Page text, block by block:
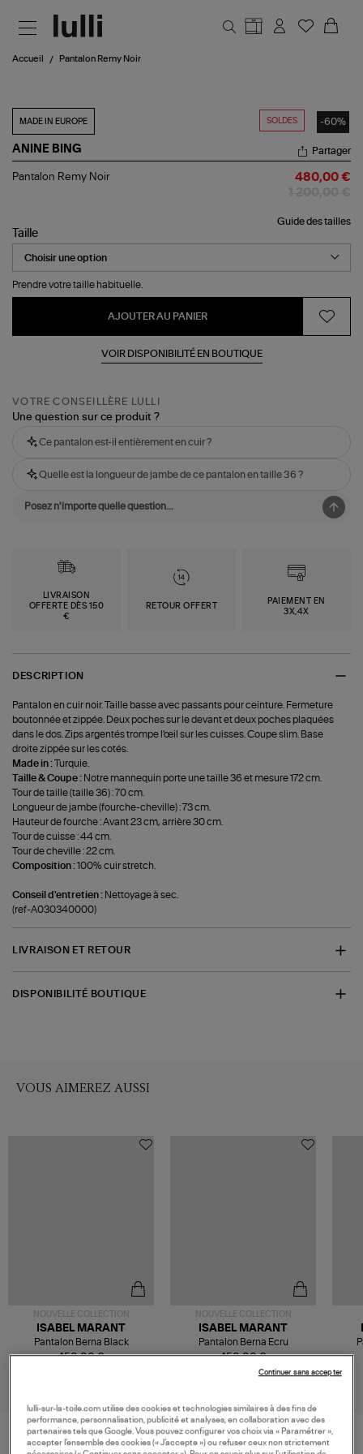
Accueil Pantalon Remy Noir
SOLDES -60%
MADE IN EUROPE
ANINE BING
Pantalon
Partager
Pantalon Remy Noir 480,00 €
Guide des tailles
Taille
Prendre votre taille habituelle.
AJOUTER AU PANIER
VOIR DISPONIBILITÉ EN BOUTIQUE
VOTRE CONSEILLÈRE LULLI
Une question sur ce produit ?
Ce pantalon est-il entièrement en cuir ?
Quelle est la longueur de jambe de ce pantalon en taille 36 ?
LIVRAISON
OFFERTE DÈS 150
€
RETOUR OFFERT
PAIEMENT EN
3X,4X
DESCRIPTION
Pantalon en cuir noir. Taille basse avec passants pour ceinture. Fermeture
boutonnée et zippée. Deux poches sur le devant et deux poches plaquées
dans le dos. Zips argentés trompe l'œil sur les cuisses. Coupe slim. Base
droite zippée sur les cotés.
Made in :
Turquie.
Taille & Coupe : Notre mannequin porte une taille 36 et mesure 172 cm.
Tour de taille (taille 36) : 70 cm.
Longueur de jambe (fourche-cheville) : 73 cm.
Hauteur de fourche : Avant 23 cm, arrière 30 cm.
Tour de cuisse : 44 cm.
Tour de cheville : 22 cm.
Composition :100% cuir stretch.
Conseil d'entretien : Nettoyage à sec.
(ref-A030340000)
LIVRAISON ET RETOUR
DISPONIBILITÉ BOUTIQUE
VOUS AIMEREZ AUSSI
NOUVELLE COLLECTION
450,00 €
ISABEL MARANT
Pantalon Berna Black
NOUVELLE COLLECTION
450,00 €
ISABEL MARANT
Pantalon Berna Ecru
lulli-sur-la-toile.com utilise des cookies et technologies similaires à des fins de
performance, personnalisation, publicité et analyses, en collaboration avec des
partenaires tels que Google. Vous pouvez configurer vos choix via « Paramétrer »,
accepter l’ensemble des cookies (« J’accepte ») ou refuser ceux non strictement
Continuer sans accepter